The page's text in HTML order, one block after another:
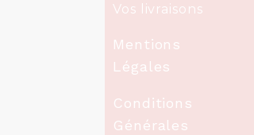
Vos livraisons
Mentions
Légales
Conditions
Générales